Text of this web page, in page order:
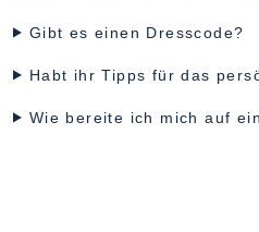
Gibt es einen Dresscode?
Habt ihr Tipps für das
Wie bereite ich mich auf